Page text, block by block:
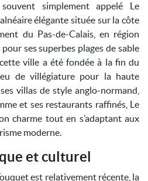
souvent simplement appelé Le
élégante située sur la côte
du Pas-de-Calais, en région
ses superbes plages de sable
ville a été fondée à la fin du
de villégiature pour la haute
villas de style anglo-normand,
et ses restaurants raffinés, Le
charme tout en s’adaptant aux
moderne.
et culturel
est relativement récente, la